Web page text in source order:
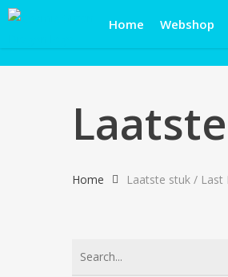
Skip
Home Webshop
Home Laatste stuk / Last